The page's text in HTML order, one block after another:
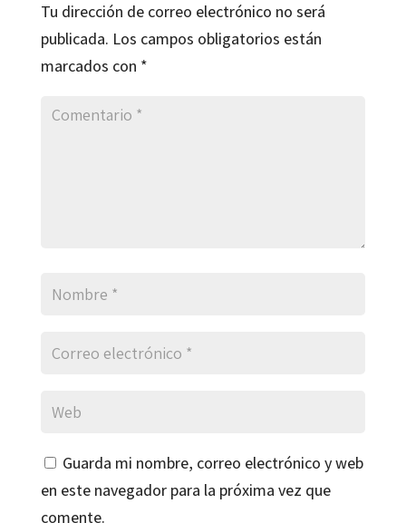
Tu dirección de correo electrónico no será
publicada. Los campos obligatorios están
marcados con *
Guarda mi nombre, correo electrónico y web
en este navegador para la próxima vez que
comente.